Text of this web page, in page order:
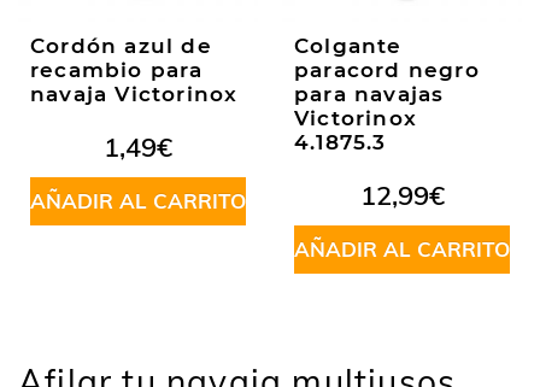
Cordón azul de
recambio para
navaja Victorinox
1,49€
AÑADIR AL CARRITO
Colgante
paracord negro
para navajas
Victorinox
4.1875.3
12,99€
AÑADIR AL CARRITO